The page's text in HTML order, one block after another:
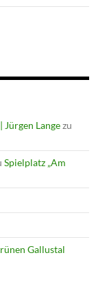
Langezu
Spielplatz „Am
Gallustal